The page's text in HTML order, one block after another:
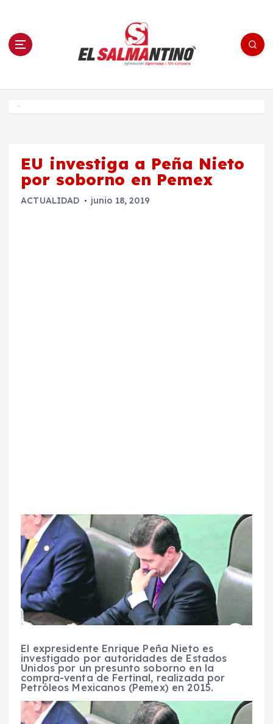
n El Salmantino - medios/noticias/editorial
EU investiga a Peña Nieto
por soborno en Pemex
ACTUALIDAD junio 18, 2019
El expresidente Enrique Peña Nieto es
investigado por autoridades de Estados
Unidos por un presunto soborno en la
compra-venta de Fertinal, realizada por
Petróleos Mexicanos (Pemex) en 2015.